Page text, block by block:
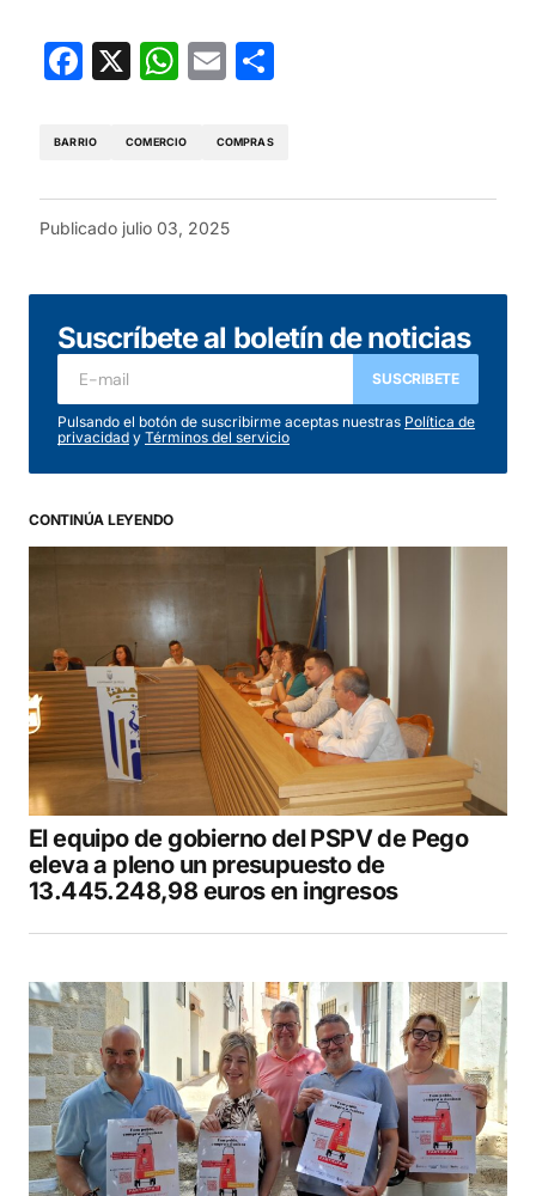
Facebook
X WhatsApp
Email
BARRIO COMERCIO COMPRAS
Publicado julio 03, 2025
Suscríbete al boletín de noticias
SUSCRIBETE
Pulsando el botón de suscribirme aceptas nuestras Política de
privacidad y Términos del servicio
CONTINÚA LEYENDO
El equipo de gobierno del PSPV de Pego
eleva a pleno un presupuesto de
13.445.248,98 euros en ingresos